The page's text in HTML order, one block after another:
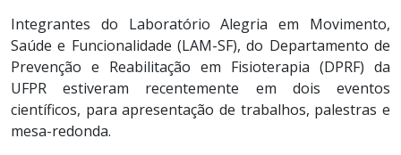
Integrantes do Laboratório Alegria em Movimento,
Saúde e Funcionalidade (LAM-SF), do Departamento de
Prevenção e Reabilitação em Fisioterapia (DPRF) da
UFPR estiveram recentemente em dois eventos
científicos, para apresentação de trabalhos, palestras e
mesa-redonda.